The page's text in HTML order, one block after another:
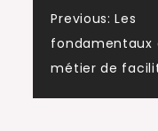
Post
Previous: Les
fondamentaux
métier de